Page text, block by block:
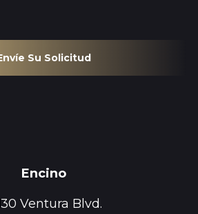
Su Solicitud
Encino
Ventura Blvd.